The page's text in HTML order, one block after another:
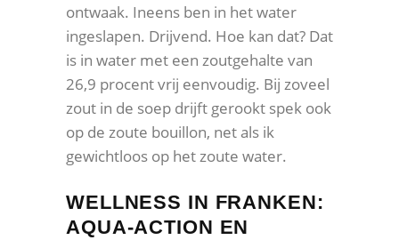
ontwaak. Ineens ben in het water
ingeslapen. Drijvend. Hoe kan dat? Dat
is in water met een zoutgehalte van
26,9 procent vrij eenvoudig. Bij zoveel
zout in de soep drijft gerookt spek ook
op de zoute bouillon, net als ik
gewichtloos op het zoute water.
WELLNESS IN FRANKEN:
AQUA-ACTION EN